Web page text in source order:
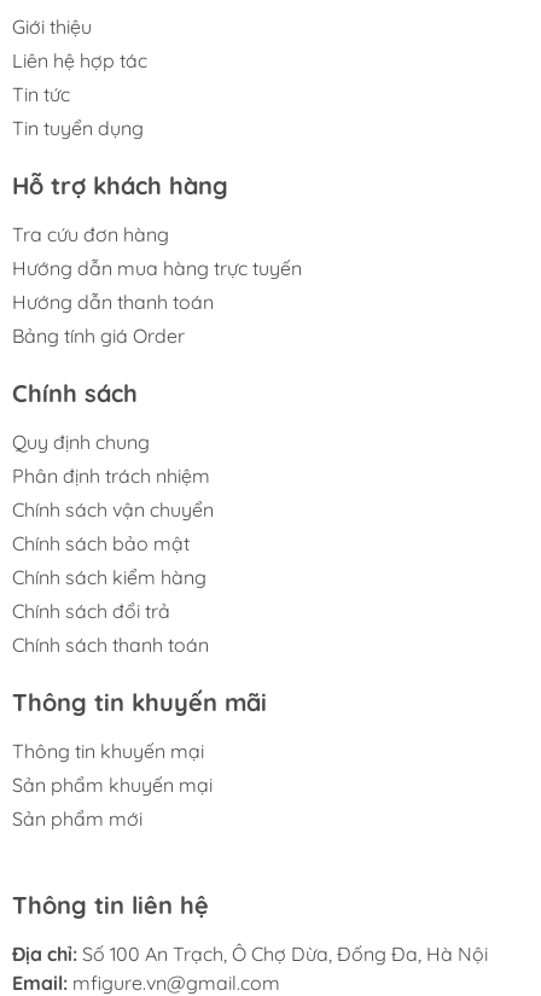
Giới thiệu
Liên hệ hợp tác
Tin tức
Tin tuyển dụng
Hỗ trợ khách hàng
Tra cứu đơn hàng
Hướng dẫn mua hàng trực tuyến
Hướng dẫn thanh toán
Bảng tính giá Order
Chính sách
Quy định chung
Phân định trách nhiệm
Chính sách vận chuyển
Chính sách bảo mật
Chính sách kiểm hàng
Chính sách đổi trả
Chính sách thanh toán
Thông tin khuyến mãi
Thông tin khuyến mại
Sản phẩm khuyến mại
Sản phẩm mới
Thông tin liên hệ
Địa chỉ: Số 100 An Trạch, Ô Chợ Dừa, Đống Đa, Hà Nội
Email: mfigure.vn@gmail.com